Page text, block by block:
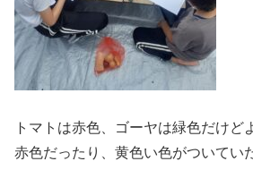
トマトは赤色、ゴーヤは緑色だけど
赤色だったり、黄色い色がついてい